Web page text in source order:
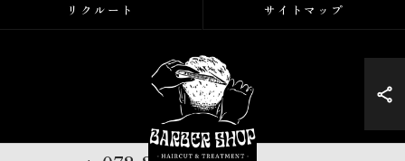
リクルート サイトマップ